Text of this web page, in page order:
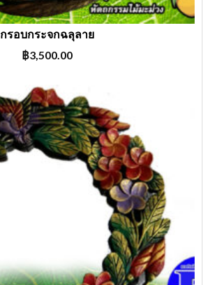
กรอบกระจกฉลุลาย
฿3,500.00